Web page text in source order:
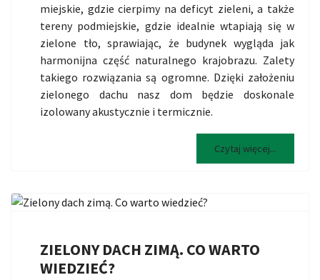
miejskie, gdzie cierpimy na deficyt zieleni, a także
tereny podmiejskie, gdzie idealnie wtapiają się w
zielone tło, sprawiając, że budynek wygląda jak
harmonijna część naturalnego krajobrazu. Zalety
takiego rozwiązania są ogromne. Dzięki założeniu
zielonego dachu nasz dom będzie doskonale
izolowany akustycznie i termicznie.
Czytaj więcej...
ZIELONY DACH ZIMĄ. CO WARTO
WIEDZIEĆ?